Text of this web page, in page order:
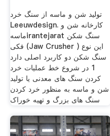
تولید شن و ماسه از سنگ خرد
Leeuwdesign. کارخانه شن و
ماسهirantejarat سنگ شکن
فکی (Jaw Crusher ) این نوع
سنگ شکن دو کاربرد اصلی دارد
1 در شروع خط عملیات خرد
کردن سنگ های معدنی یا تولید
شن و ماسه به منظور خرد کردن
سنگ های بزرگ و تهیه خوراک